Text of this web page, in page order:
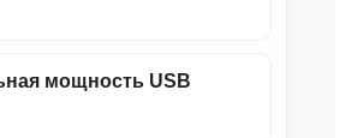
мощность USB